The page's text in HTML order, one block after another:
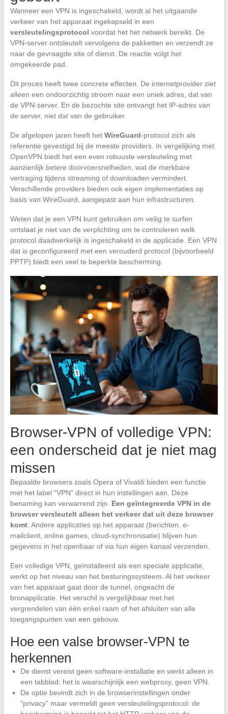
Wanneer een VPN is ingeschakeld, wordt al het uitgaande
verkeer van het apparaat ingekapseld in een
versleutelingsprotocol voordat het het netwerk bereikt. De
VPN-server ontsleutelt vervolgens de pakketten en verzendt ze
naar de gevraagde site of dienst. De reactie volgt het
omgekeerde pad.
Dit proces heeft twee concrete effecten. De internetprovider ziet
alleen een ondoorzichtig stroom naar een uniek adres, dat van
de VPN-server. En de bezochte site ontvangt het IP-adres van
de server, niet dat van de gebruiker.
De afgelopen jaren heeft het WireGuard-protocol zich als
referentie gevestigd bij de meeste providers. In vergelijking met
OpenVPN biedt het een even robuuste versleuteling met
aanzienlijk betere doorvoersnelheden, wat de merkbare
vertraging tijdens streaming of downloaden vermindert.
Verschillende providers bieden ook eigen implementaties op
basis van WireGuard, aangepast aan hun infrastructuren.
Weten dat je een VPN kunt gebruiken om veilig te surfen
ontslaat je niet van de verplichting om te controleren welk
protocol daadwerkelijk is ingeschakeld in de applicatie. Een VPN
dat is geconfigureerd met een verouderd protocol (bijvoorbeeld
PPTP) biedt een veel te beperkte bescherming.
Browser-VPN of volledige VPN:
een onderscheid dat je niet mag
missen
Bepaalde browsers zoals Opera of Vivaldi bieden een functie
met het label “VPN” direct in hun instellingen aan. Deze
benaming kan verwarrend zijn. Een geïntegreerde VPN in de
browser versleutelt alleen het verkeer dat uit deze browser
komt. Andere applicaties op het apparaat (berichten, e-
mailclient, online games, cloud-synchronisatie) blijven hun
gegevens in het openbaar of via hun eigen kanaal verzenden.
Een volledige VPN, geïnstalleerd als een speciale applicatie,
werkt op het niveau van het besturingssysteem. Al het verkeer
van het apparaat gaat door de tunnel, ongeacht de
bronapplicatie. Het verschil is vergelijkbaar met het
vergrendelen van één enkel raam of het afsluiten van alle
toegangspunten van een gebouw.
Hoe een valse browser-VPN te
herkennen
De dienst vereist geen software-installatie en werkt alleen in
een tabblad: het is waarschijnlijk een webproxy, geen VPN.
De optie bevindt zich in de browserinstellingen onder
“privacy” maar vermeldt geen versleutelingsprotocol: de